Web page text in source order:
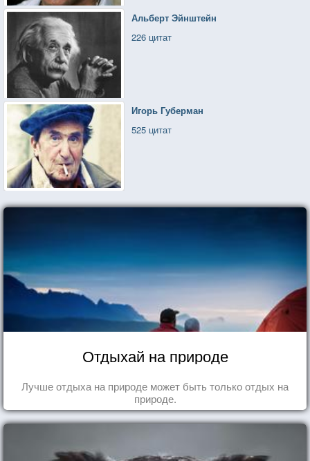
Альберт Эйнштейн
226 цитат
Игорь Губерман
525 цитат
Отдыхай на природе
Лучше отдыха на природе может быть только отдых на
природе.